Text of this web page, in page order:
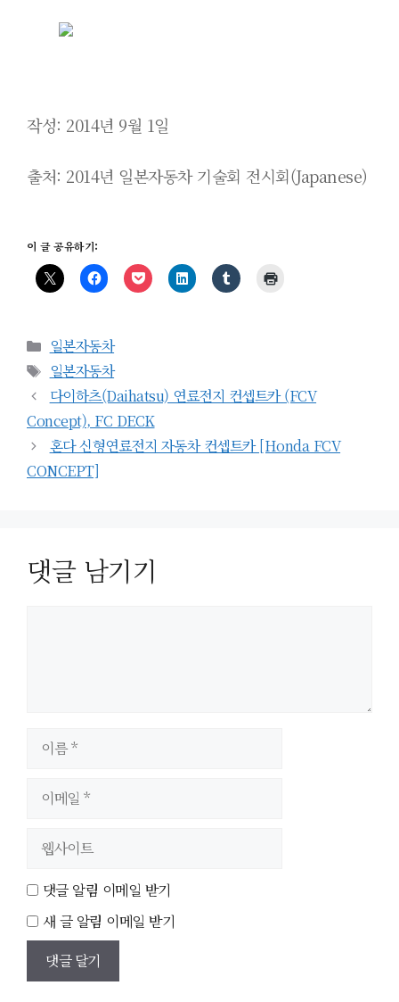
작성: 2014년 9월 1일
출처: 2014년 일본자동차 기술회 전시회(Japanese)
이 글 공유하기:
카
테
고
리
일본자동차
태
그
일본자동차
다이하츠(Daihatsu) 연료전지 컨셉트카 (FCV
Concept), FC DECK
혼다 신형연료전지 자동차 컨셉트카 [Honda FCV
CONCEPT]
댓글 남기기
이
트
댓글 알림 이메일 받기
새 글 알림 이메일 받기